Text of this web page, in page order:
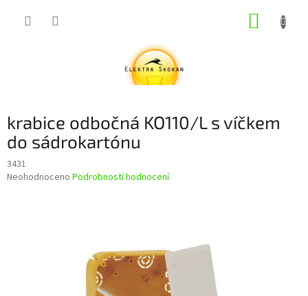
krabice odbočná KO110/L s víčkem
do sádrokartónu
3431
Průměrné
Neohodnoceno Podrobnosti hodnocení